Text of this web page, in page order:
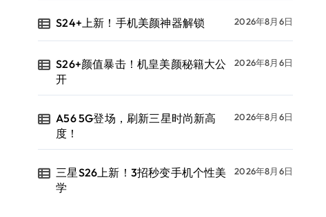
S24+上新！手机美颜神器解锁 2026年8月6日
S26+颜值暴击！机皇美颜秘籍大公
开
2026年8月6日
A56 5G登场，刷新三星时尚新高
度！
2026年8月6日
三星S26上新！3招秒变手机个性美
学
2026年8月6日